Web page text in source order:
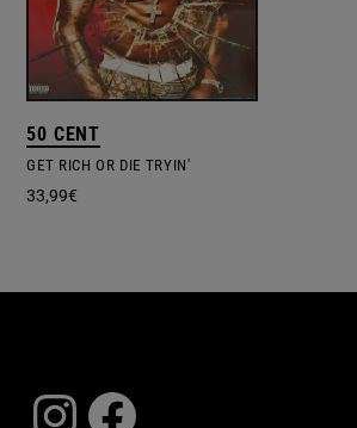
50 CENT
GET RICH OR DIE TRYIN'
33,99€
Instagram
Facebook